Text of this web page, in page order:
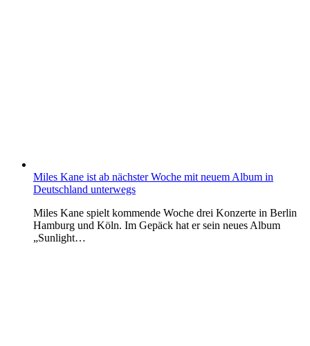
Miles Kane ist ab nächster Woche mit neuem Album in
Deutschland unterwegs
Miles Kane spielt kommende Woche drei Konzerte in Berlin
Hamburg und Köln. Im Gepäck hat er sein neues Album
„Sunlight…